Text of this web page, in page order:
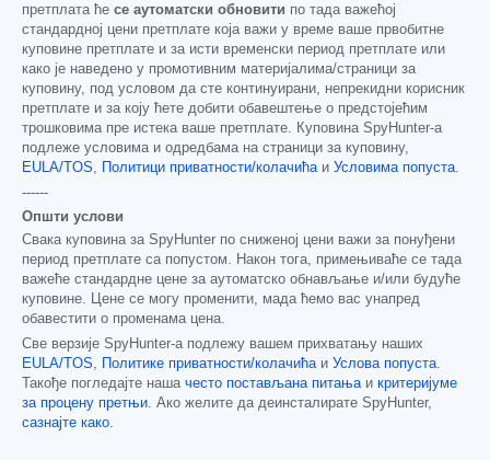
претплата ће се аутоматски обновити по тада важећој
стандардној цени претплате која важи у време ваше првобитне
куповине претплате и за исти временски период претплате или
како је наведено у промотивним материјалима/страници за
куповину, под условом да сте континуирани, непрекидни корисник
претплате и за коју ћете добити обавештење о предстојећим
трошковима пре истека ваше претплате. Куповина SpyHunter-а
подлеже условима и одредбама на страници за куповину,
EULA/TOS, Политици приватности/колачићаи Условима попуста.
------
Општи услови
Свака куповина за SpyHunter по сниженој цени важи за понуђени
период претплате са попустом. Након тога, примењиваће се тада
важеће стандардне цене за аутоматско обнављање и/или будуће
куповине. Цене се могу променити, мада ћемо вас унапред
обавестити о променама цена.
Све верзије SpyHunter-а подлежу вашем прихватању наших
EULA/TOS, Политике приватности/колачићаи Услова попуста.
Такође погледајте наша често постављана питањаи критеријуме
за процену претњи. Ако желите да деинсталирате SpyHunter,
сазнајте како.